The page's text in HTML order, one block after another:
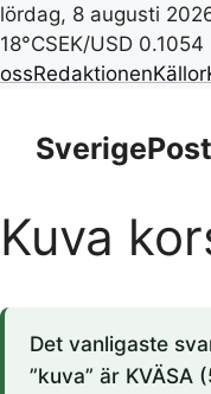
lördag, 8 augusti
18°CSEK/USD 0.1054
ossRedaktionenKällor
innehåll
Kuva
Det vanligaste
”kuva” är